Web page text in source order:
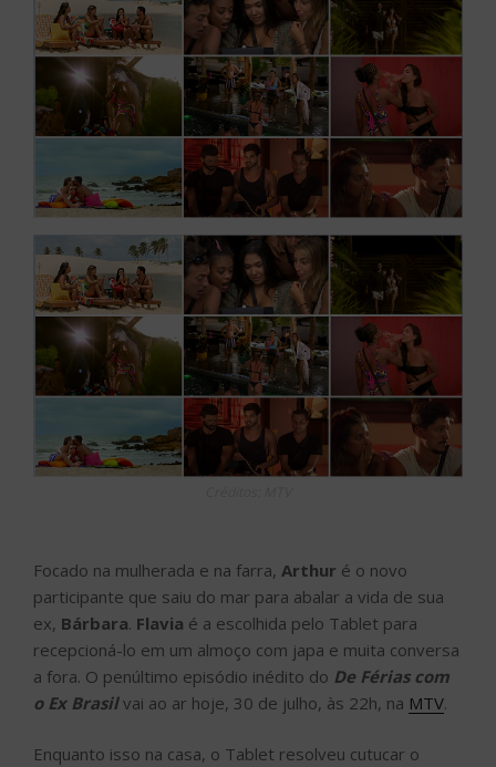
Focado na mulherada e na farra, Arthur é o novo
participante que saiu do mar para abalar a vida de sua
ex, Bárbara. Flavia é a escolhida pelo Tablet para
recepcioná-lo em um almoço com japa e muita conversa
a fora. O penúltimo episódio inédito do De Férias com
o Ex Brasil vai ao ar hoje, 30 de julho, às 22h, na MTV.
Enquanto isso na casa, o Tablet resolveu cutucar o